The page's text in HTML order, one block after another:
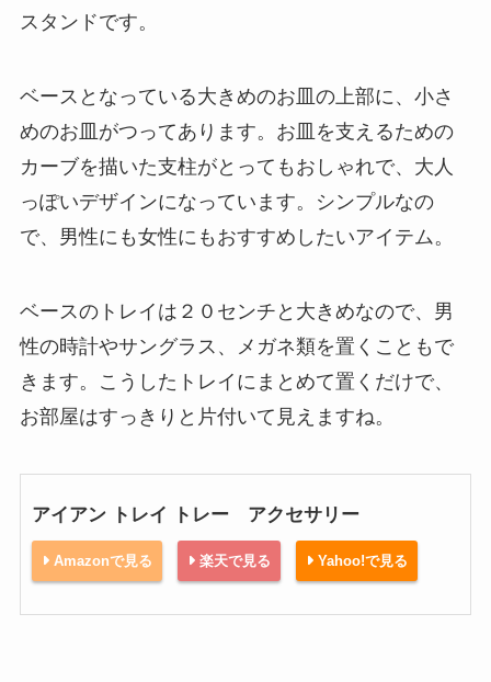
スタンドです。
ベースとなっている大きめのお皿の上部に、小さ
めのお皿がつってあります。お皿を支えるための
カーブを描いた支柱がとってもおしゃれで、大人
っぽいデザインになっています。シンプルなの
で、男性にも女性にもおすすめしたいアイテム。
ベースのトレイは２０センチと大きめなので、男
性の時計やサングラス、メガネ類を置くこともで
きます。こうしたトレイにまとめて置くだけで、
お部屋はすっきりと片付いて見えますね。
アイアン トレイ トレー アクセサリー
Amazonで見る 楽天で見る Yahoo!で見る